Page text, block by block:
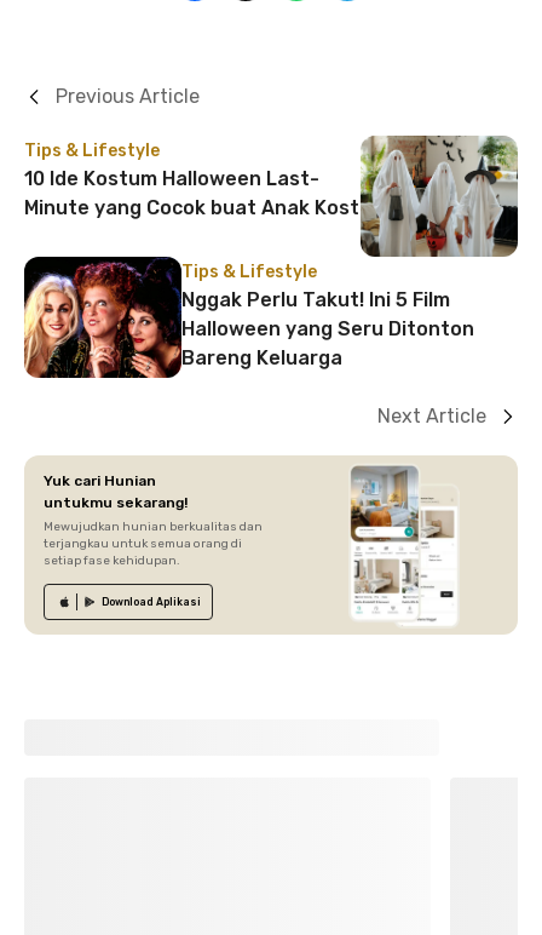
Tips & Lifestyle
10 Ide Kostum Halloween Last-
Minute yang Cocok buat Anak Kost
Previous Article
Tips & Lifestyle
Nggak Perlu Takut! Ini 5 Film
Halloween yang Seru Ditonton
Bareng Keluarga
Next Article
Yuk cari Hunian
untukmu sekarang!
Mewujudkan hunian berkualitas dan
terjangkau untuk semua orang di
setiap fase kehidupan.
Download Aplikasi